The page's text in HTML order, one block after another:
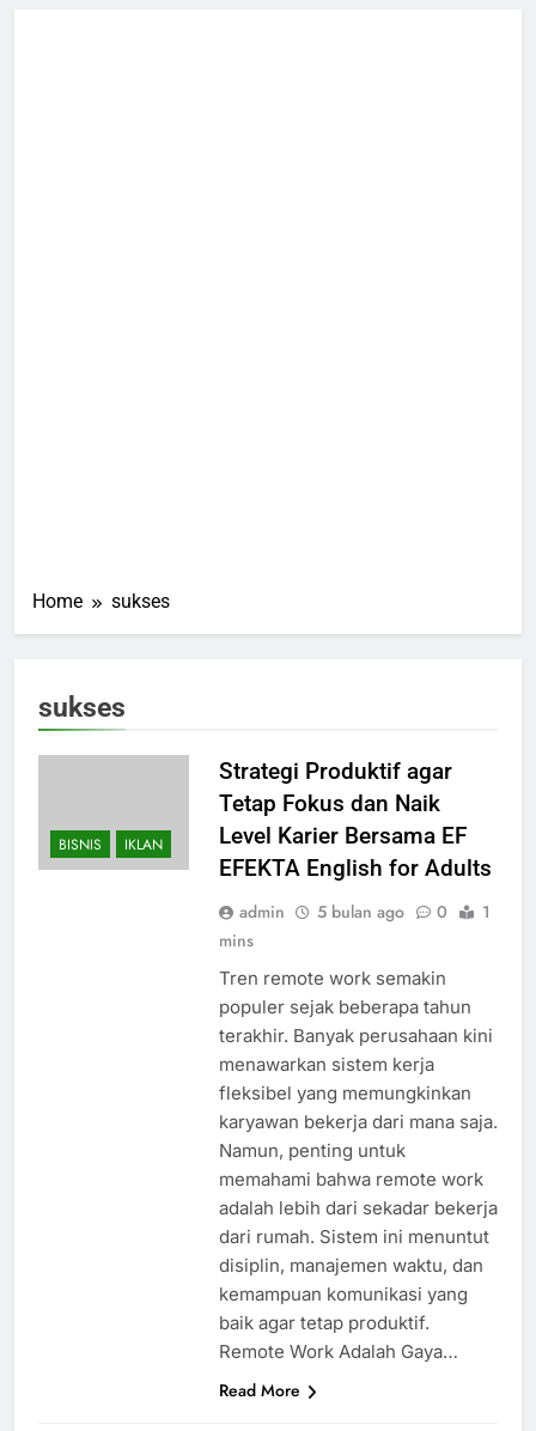
Home sukses
sukses
BISNIS IKLAN
Strategi Produktif agar
Tetap Fokus dan Naik
Level Karier Bersama EF
EFEKTA English for Adults
admin 5 bulan ago 0
1
mins
Tren remote work semakin
populer sejak beberapa tahun
terakhir. Banyak perusahaan kini
menawarkan sistem kerja
fleksibel yang memungkinkan
karyawan bekerja dari mana saja.
Namun, penting untuk
memahami bahwa remote work
adalah lebih dari sekadar bekerja
dari rumah. Sistem ini menuntut
disiplin, manajemen waktu, dan
kemampuan komunikasi yang
baik agar tetap produktif.
Remote Work Adalah Gaya…
Read More